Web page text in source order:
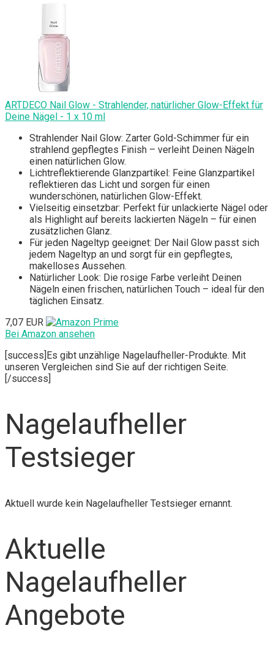
ARTDECO Nail Glow - Strahlender, natürlicher Glow-Effekt für
Deine Nägel - 1 x 10 ml
Strahlender Nail Glow: Zarter Gold-Schimmer für ein
strahlend gepflegtes Finish – verleiht Deinen Nägeln
einen natürlichen Glow.
Lichtreflektierende Glanzpartikel: Feine Glanzpartikel
reflektieren das Licht und sorgen für einen
wunderschönen, natürlichen Glow-Effekt.
Vielseitig einsetzbar: Perfekt für unlackierte Nägel oder
als Highlight auf bereits lackierten Nägeln – für einen
zusätzlichen Glanz.
Für jeden Nageltyp geeignet: Der Nail Glow passt sich
jedem Nageltyp an und sorgt für ein gepflegtes,
makelloses Aussehen.
Natürlicher Look: Die rosige Farbe verleiht Deinen
Nägeln einen frischen, natürlichen Touch – ideal für den
täglichen Einsatz.
7,07 EUR
Bei Amazon ansehen
[success]Es gibt unzählige Nagelaufheller-Produkte. Mit
unseren Vergleichen sind Sie auf der richtigen Seite.
[/success]
Nagelaufheller
Testsieger
Aktuell wurde kein Nagelaufheller Testsieger ernannt.
Aktuelle
Nagelaufheller
Angebote